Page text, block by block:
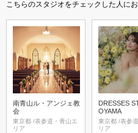
こちらのスタジオをチェックした人に
南青山ル・アンジェ教
会
東京都 /表参道・青山エ
リア
DRESSES
OYAMA
東京都 /表参道・青山エ
リア